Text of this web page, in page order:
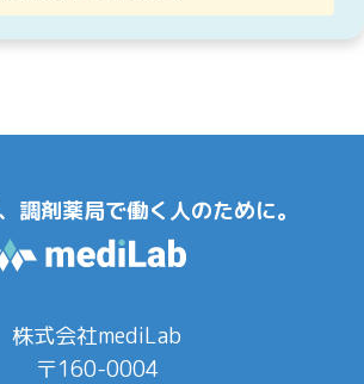
調剤薬局で働く人のために。
株式会社mediLab
〒160-0004